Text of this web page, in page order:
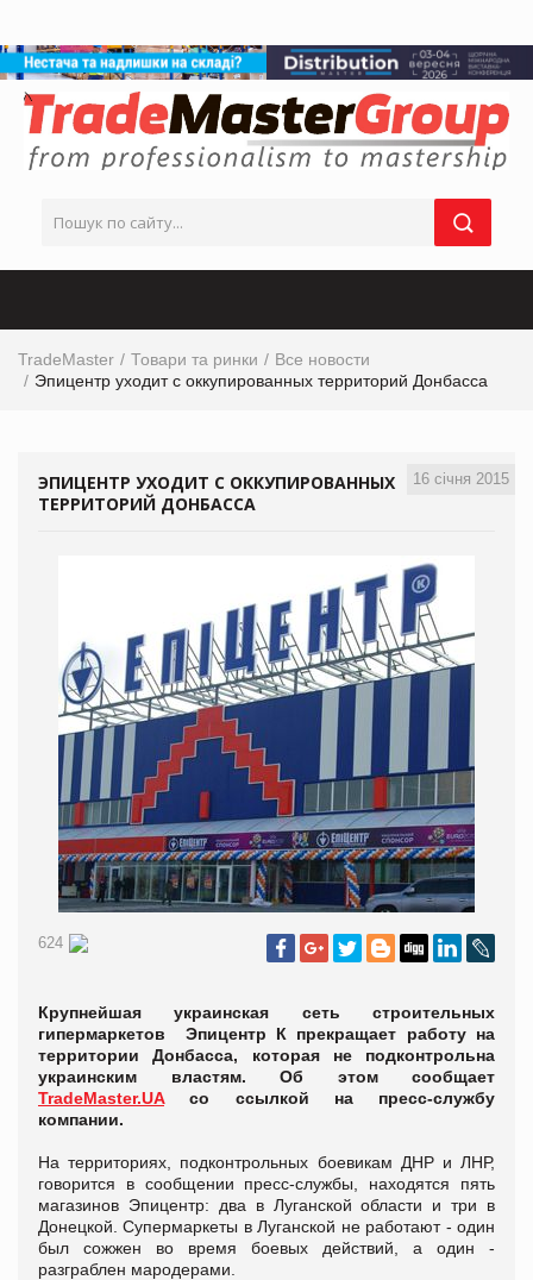
TradeMaster Товари та ринки
Все новости
Эпицентр уходит с оккупированных территорий Донбасса
16 січня 2015
ЭПИЦЕНТР УХОДИТ С ОККУПИРОВАННЫХ
ТЕРРИТОРИЙ ДОНБАССА
624
Крупнейшая украинская сеть строительных
гипермаркетов Эпицентр К прекращает работу на
территории Донбасса, которая не подконтрольна
украинским властям. Об этом сообщает
TradeMaster.UAсо ссылкой на пресс-службу
компании.
На территориях, подконтрольных боевикам ДНР и ЛНР,
говорится в сообщении пресс-службы, находятся пять
магазинов Эпицентр: два в Луганской области и три в
Донецкой. Супермаркеты в Луганской не работают - один
был сожжен во время боевых действий, а один -
разграблен мародерами.